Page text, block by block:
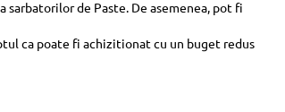
de Paste. De asemenea, pot fi
ca poate fi achizitionat cu un buget redus